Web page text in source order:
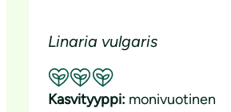
Linaria vulgaris
Suositeltavuus: Erinomainen
Kasvityyppi: monivuotinen